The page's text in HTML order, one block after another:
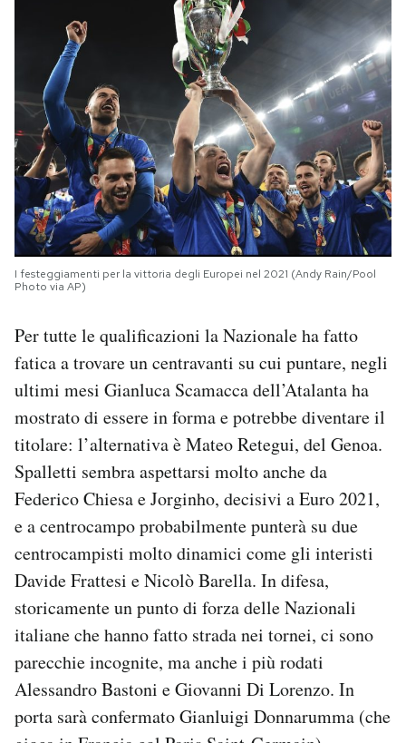
I festeggiamenti per la vittoria degli Europei nel 2021 (Andy Rain/Pool
Photo via AP)
Per tutte le qualificazioni la Nazionale ha fatto
fatica a trovare un centravanti su cui puntare, negli
ultimi mesi Gianluca Scamacca dell’Atalanta ha
mostrato di essere in forma e potrebbe diventare il
titolare: l’alternativa è Mateo Retegui, del Genoa.
Spalletti sembra aspettarsi molto anche da
Federico Chiesa e Jorginho, decisivi a Euro 2021,
e a centrocampo probabilmente punterà su due
centrocampisti molto dinamici come gli interisti
Davide Frattesi e Nicolò Barella. In difesa,
storicamente un punto di forza delle Nazionali
italiane che hanno fatto strada nei tornei, ci sono
parecchie incognite, ma anche i più rodati
Alessandro Bastoni e Giovanni Di Lorenzo. In
porta sarà confermato Gianluigi Donnarumma (che